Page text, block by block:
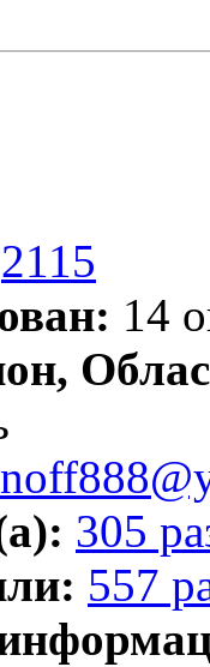
2115
14
305
557